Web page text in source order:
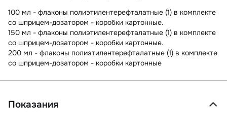
100 мл - флаконы полиэтилентерефталатные (1) в комплекте
со шприцем-дозатором - коробки картонные.
150 мл - флаконы полиэтилентерефталатные (1) в комплекте
со шприцем-дозатором - коробки картонные.
200 мл - флаконы полиэтилентерефталатные (1) в комплекте
со шприцем-дозатором - коробки картонные
Показания